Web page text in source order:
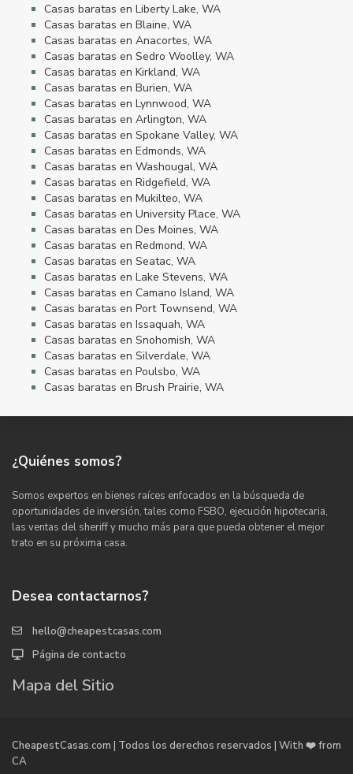
Casas baratas en Liberty Lake, WA
Casas baratas en Blaine, WA
Casas baratas en Anacortes, WA
Casas baratas en Sedro Woolley, WA
Casas baratas en Kirkland, WA
Casas baratas en Burien, WA
Casas baratas en Lynnwood, WA
Casas baratas en Arlington, WA
Casas baratas en Spokane Valley, WA
Casas baratas en Edmonds, WA
Casas baratas en Washougal, WA
Casas baratas en Ridgefield, WA
Casas baratas en Mukilteo, WA
Casas baratas en University Place, WA
Casas baratas en Des Moines, WA
Casas baratas en Redmond, WA
Casas baratas en Seatac, WA
Casas baratas en Lake Stevens, WA
Casas baratas en Camano Island, WA
Casas baratas en Port Townsend, WA
Casas baratas en Issaquah, WA
Casas baratas en Snohomish, WA
Casas baratas en Silverdale, WA
Casas baratas en Poulsbo, WA
Casas baratas en Brush Prairie, WA
¿Quiénes somos?
Somos expertos en bienes raíces enfocados en la búsqueda de
oportunidades de inversión, tales como FSBO, ejecución hipotecaria,
las ventas del sheriff y mucho más para que pueda obtener el mejor
trato en su próxima casa.
Desea contactarnos?
hello@cheapestcasas.com
Página de contacto
Mapa del Sitio
CheapestCasas.com | Todos los derechos reservados | With ❤️ from
CA